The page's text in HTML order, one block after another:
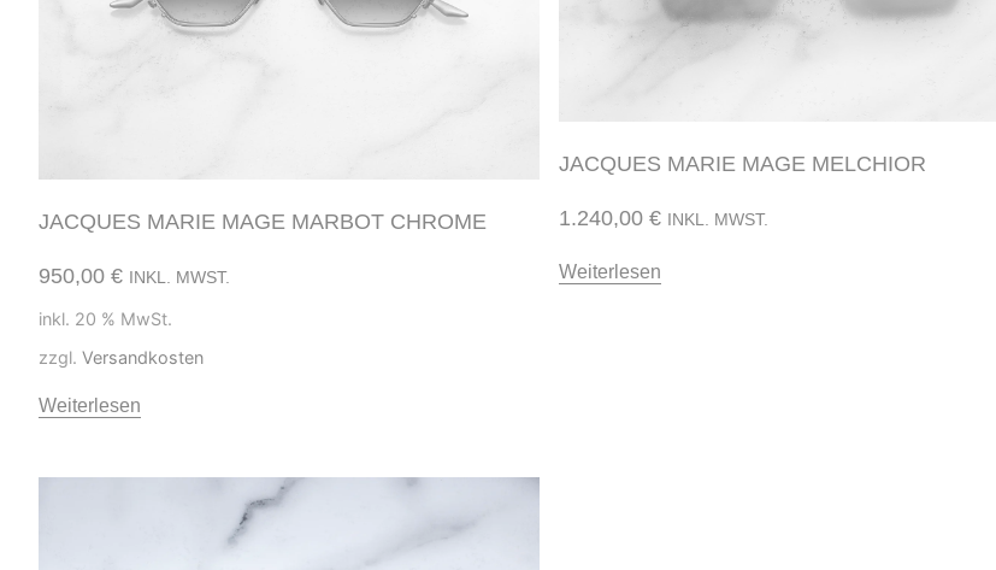
JACQUES MARIE MAGE MARBOT CHROME
950,00 € INKL. MWST.
inkl. 20 % MwSt.
zzgl. Versandkosten
Weiterlesen
JACQUES MARIE MAGE MELCHIOR
1.240,00 € INKL. MWST.
Weiterlesen